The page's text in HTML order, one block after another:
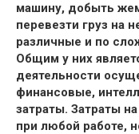
машину, добыть
перевезти груз на
различные и по
Общим у них
деятельности
финансовые,
затраты. Затраты
при любой работе,